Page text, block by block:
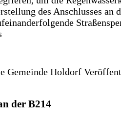
des Anschlusses an
Gemeinde Holdorf
der B214